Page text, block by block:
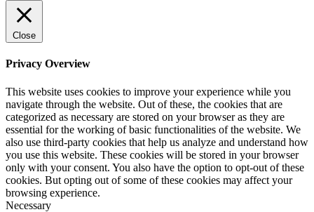
Close
Privacy Overview
This website uses cookies to improve your experience while you
navigate through the website. Out of these, the cookies that are
categorized as necessary are stored on your browser as they are
essential for the working of basic functionalities of the website. We
also use third-party cookies that help us analyze and understand how
you use this website. These cookies will be stored in your browser
only with your consent. You also have the option to opt-out of these
cookies. But opting out of some of these cookies may affect your
browsing experience.
Necessary